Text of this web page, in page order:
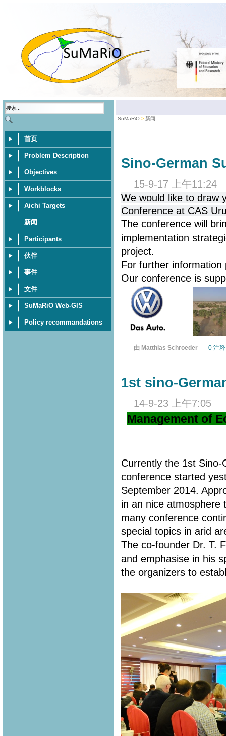
首页
Problem Description
Objectives
Workblocks
Aichi Targets
新闻
Participants
伙伴
事件
文件
SuMaRiO Web-GIS
Policy recommandations
SuMaRiO 新闻
Sino-German
15-9-17 上午11:24
We would like to draw
Conference at CAS
The conference will
implementation
project.
For further
Our conference is
由 Matthias Schroeder 0 注释
1st sino-
14-9-23 上午7:05
Management of
Currently the 1st
conference started
September 2014.
in an nice atmosphere
many conference
special topics in arid
The co-founder Dr. T.
and emphasise in his
the organizers to